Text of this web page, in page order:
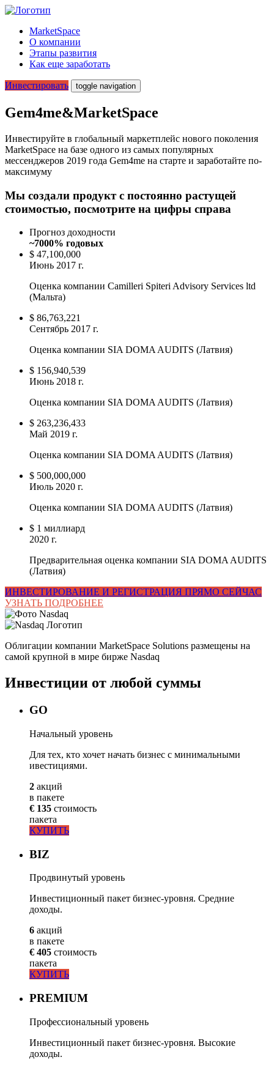
MarketSpace
О компании
Этапы развития
Как еще заработать
Инвестировать toggle navigation
Gem4me&MarketSpace
Инвестируйте в глобальный маркетплейс нового поколения
MarketSpace на базе одного из самых популярных
мессенджеров 2019 года Gem4me на старте и заработайте по-
максимуму
Мы создали продукт с постоянно растущей
стоимостью, посмотрите на цифры справа
Прогноз доходности
~7000% годовых
$ 47,100,000
Июнь 2017 г.
Оценка компании Camilleri Spiteri Advisory Services ltd
(Мальта)
$ 86,763,221
Сентябрь 2017 г.
Оценка компании SIA DOMA AUDITS (Латвия)
$ 156,940,539
Июнь 2018 г.
Оценка компании SIA DOMA AUDITS (Латвия)
$ 263,236,433
Май 2019 г.
Оценка компании SIA DOMA AUDITS (Латвия)
$ 500,000,000
Июль 2020 г.
Оценка компании SIA DOMA AUDITS (Латвия)
$ 1 миллиард
2020 г.
Предварительная оценка компании SIA DOMA AUDITS
(Латвия)
ИНВЕСТИРОВАНИЕ И РЕГИСТРАЦИЯ ПРЯМО СЕЙЧАС
УЗНАТЬ ПОДРОБНЕЕ
Облигации компании MarketSpace Solutions размещены на
самой крупной в мире бирже Nasdaq
Инвестиции от любой суммы
GO
Начальный уровень
Для тех, кто хочет начать бизнес с минимальными
ивестициями.
2 акций
в пакете
€ 135 стоимость
пакета
КУПИТЬ
BIZ
Продвинутый уровень
Инвестиционный пакет бизнес-уровня. Средние
доходы.
6 акций
в пакете
€ 405 стоимость
пакета
КУПИТЬ
PREMIUM
Профессиональный уровень
Инвестиционный пакет бизнес-уровня. Высокие
доходы.